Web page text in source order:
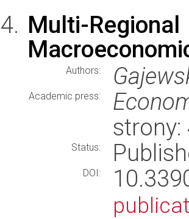
Multi-
Authors:
Academic press:
strony:
Status:
DOI: